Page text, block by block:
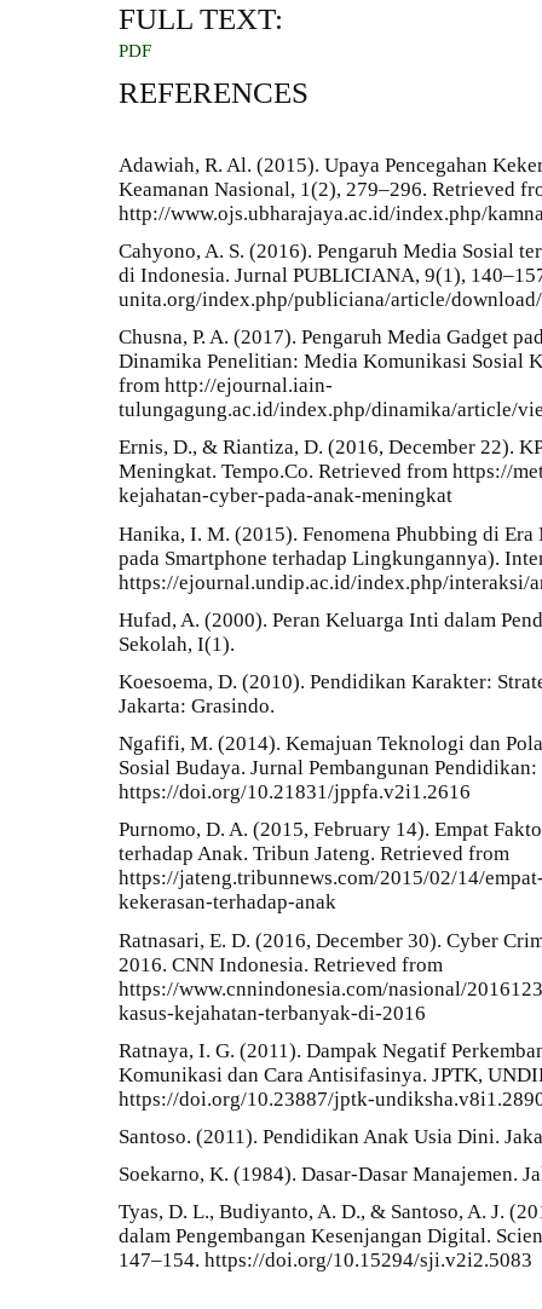
FULL TEXT:
PDF
REFERENCES
Adawiah, R. Al. (2015). Upaya Pencegahan
Keamanan Nasional, 1(2), 279–296. Retrieved
http://www.ojs.ubharajaya.ac.id/index.php/
Cahyono, A. S. (2016). Pengaruh Media Sosial
di Indonesia. Jurnal PUBLICIANA, 9(1),
unita.org/index.php/publiciana/article/
Chusna, P. A. (2017). Pengaruh Media Gadget
Dinamika Penelitian: Media Komunikasi Sosial
from http://ejournal.iain-
tulungagung.ac.id/index.php/dinamika/article/
Ernis, D., & Riantiza, D. (2016, December 22).
Meningkat. Tempo.Co. Retrieved from https://
kejahatan-cyber-pada-anak-meningkat
Hanika, I. M. (2015). Fenomena Phubbing di
pada Smartphone terhadap Lingkungannya).
https://ejournal.undip.ac.id/index.php/interaksi/
Hufad, A. (2000). Peran Keluarga Inti dalam
Sekolah, I(1).
Koesoema, D. (2010). Pendidikan Karakter:
Jakarta: Grasindo.
Ngafifi, M. (2014). Kemajuan Teknologi dan
Sosial Budaya. Jurnal Pembangunan
https://doi.org/10.21831/jppfa.v2i1.2616
Purnomo, D. A. (2015, February 14). Empat
terhadap Anak. Tribun Jateng. Retrieved from
https://jateng.tribunnews.com/2015/02/14/
kekerasan-terhadap-anak
Ratnasari, E. D. (2016, December 30). Cyber
2016. CNN Indonesia. Retrieved from
https://www.cnnindonesia.com/nasional/
kasus-kejahatan-terbanyak-di-2016
Ratnaya, I. G. (2011). Dampak Negatif
Komunikasi dan Cara Antisifasinya. JPTK,
https://doi.org/10.23887/jptk-
Santoso. (2011). Pendidikan Anak Usia Dini.
Soekarno, K. (1984). Dasar-Dasar Manajemen.
Tyas, D. L., Budiyanto, A. D., & Santoso, A. J.
dalam Pengembangan Kesenjangan Digital.
147–154. https://doi.org/10.15294/sji.v2i2.5083